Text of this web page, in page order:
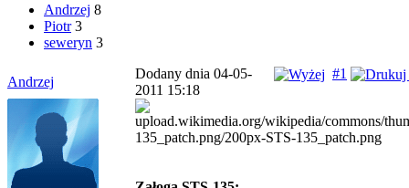
Andrzej 8
Piotr 3
seweryn 3
Andrzej
#1
Dodany dnia 04-05-
2011 15:18